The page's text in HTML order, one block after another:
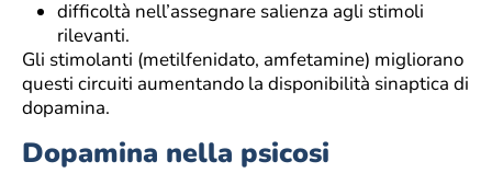
difficoltà nell’assegnare salienza agli stimoli
rilevanti.
Gli stimolanti (metilfenidato, amfetamine) migliorano
questi circuiti aumentando la disponibilità sinaptica di
dopamina.
Dopamina nella psicosi